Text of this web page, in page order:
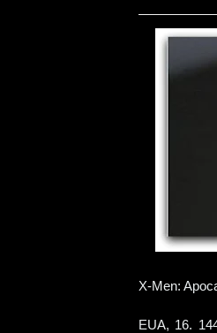
X-Men:
EUA, 16.